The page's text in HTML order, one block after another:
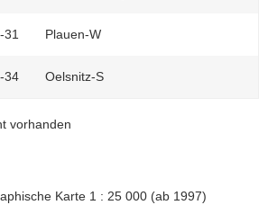
31 Plauen-W
34 Oelsnitz-S
vorhanden
Karte 1 : 25 000 (ab 1997)